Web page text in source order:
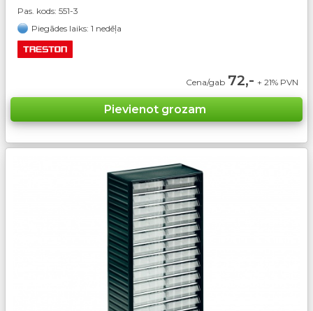
Pas. kods: 551-3
Piegādes laiks: 1 nedēļa
Cena/gab 72,- + 21% PVN